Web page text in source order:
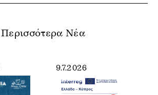
Περισσότερα Νέα
9.7.2026